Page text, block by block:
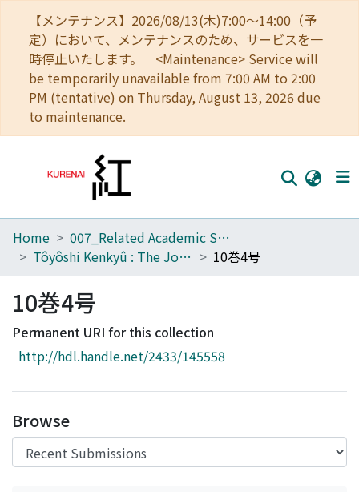
【メンテナンス】2026/08/13(木)7:00～14:00（予
定）において、メンテナンスのため、サービスを一
時停止いたします。 <Maintenance> Service will
be temporarily unavailable from 7:00 AM to 2:00
PM (tentative) on Thursday, August 13, 2026 due
to maintenance.
Home
Browse
Download Ranking
Access Statistics
Home
007_Related Academic Societies
Tôyôshi Kenkyû : The Journal of Oriental Researches
10巻4号
10巻4号
Permanent URI for this collection
http://hdl.handle.net/2433/145558
Browse